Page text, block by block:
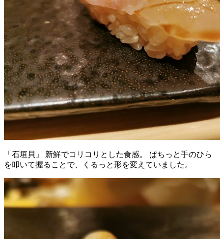
「石垣貝」 新鮮でコリコリとした食感。 ぱちっと手のひら
を叩いて握ることで、くるっと形を変えていました。